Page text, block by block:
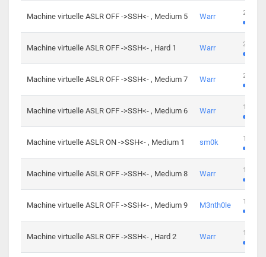
Machine virtuelle ASLR OFF ->SSH<- , Medium 5 Warr 265
Machine virtuelle ASLR OFF ->SSH<- , Hard 1 Warr 224
Machine virtuelle ASLR OFF ->SSH<- , Medium 7 Warr 230
Machine virtuelle ASLR OFF ->SSH<- , Medium 6 Warr 168
Machine virtuelle ASLR ON ->SSH<- , Medium 1 sm0k 139
Machine virtuelle ASLR OFF ->SSH<- , Medium 8 Warr 112
Machine virtuelle ASLR OFF ->SSH<- , Medium 9 M3nth0le 100
Machine virtuelle ASLR OFF ->SSH<- , Hard 2 Warr 176